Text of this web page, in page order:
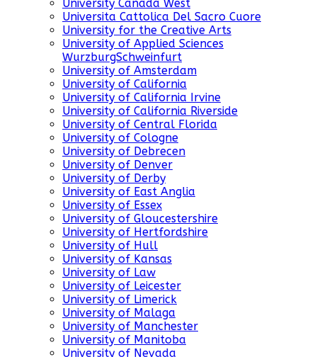
University Canada West
Universita Cattolica Del Sacro Cuore
University for the Creative Arts
University of Applied Sciences
WurzburgSchweinfurt
University of Amsterdam
University of California
University of California Irvine
University of California Riverside
University of Central Florida
University of Cologne
University of Debrecen
University of Denver
University of Derby
University of East Anglia
University of Essex
University of Gloucestershire
University of Hertfordshire
University of Hull
University of Kansas
University of Law
University of Leicester
University of Limerick
University of Malaga
University of Manchester
University of Manitoba
University of Nevada